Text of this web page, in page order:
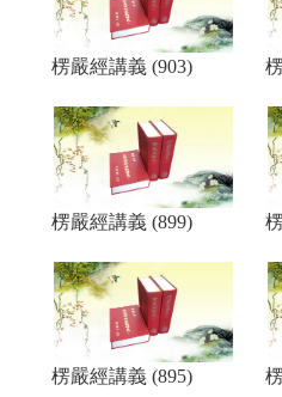
楞嚴經講義 (903)
楞嚴經講義 (899)
楞嚴經講義 (895)